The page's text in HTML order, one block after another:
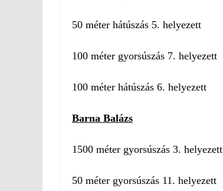
50 méter hátúszás 5. helyezett
100 méter gyorsúszás 7. helyezett
100 méter hátúszás 6. helyezett
Barna Balázs
1500 méter gyorsúszás 3. helyezett
50 méter gyorsúszás 11. helyezett